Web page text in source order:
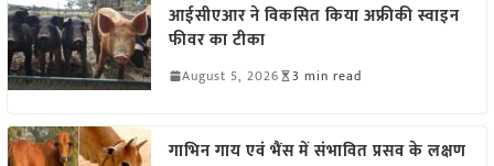
आईसीएआर ने विकसित किया अफ्रीकी स्वाइन
फीवर का टीका
August 5, 2026 3 min read
गाभिन गाय एवं भैंस में संभावित प्रसव के लक्षण